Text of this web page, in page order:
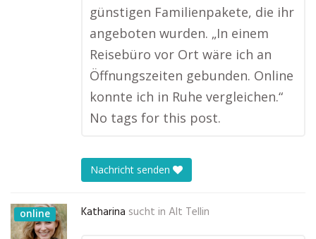
günstigen Familienpakete, die ihr
angeboten wurden. „In einem
Reisebüro vor Ort wäre ich an
Öffnungszeiten gebunden. Online
konnte ich in Ruhe vergleichen.“
No tags for this post.
Nachricht senden
online Katharina sucht in Alt Tellin